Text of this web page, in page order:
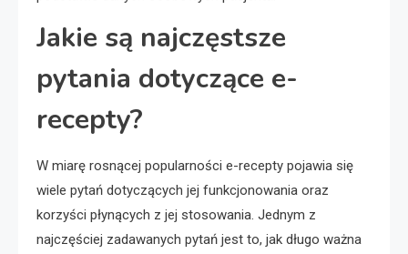
Jakie są najczęstsze
pytania dotyczące e-
recepty?
W miarę rosnącej popularności e-recepty pojawia się
wiele pytań dotyczących jej funkcjonowania oraz
korzyści płynących z jej stosowania. Jednym z
najczęściej zadawanych pytań jest to, jak długo ważna